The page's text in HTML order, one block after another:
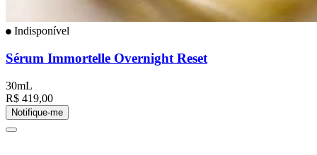
Indisponível
Sérum Immortelle Overnight Reset
30mL
R$ 419,00
Notifique-me